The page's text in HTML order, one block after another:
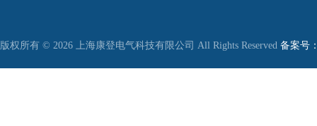
版权所有 © 2026 上海康登电气科技有限公司 All Rights Reserved 备案号